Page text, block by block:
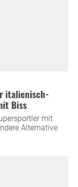
italienisch-
Biss
mit
Alternative